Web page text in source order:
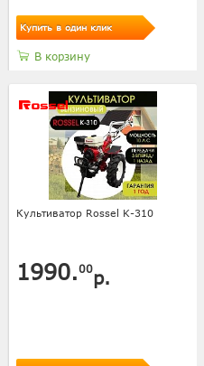
Купить в один клик
В корзину
Культиватор Rossel K-310
1990.00р.